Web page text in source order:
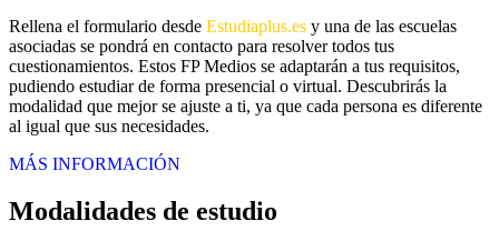
Rellena el formulario desde Estudiaplus.es y una de las escuelas
asociadas se pondrá en contacto para resolver todos tus
cuestionamientos. Estos FP Medios se adaptarán a tus requisitos,
pudiendo estudiar de forma presencial o virtual. Descubrirás la
modalidad que mejor se ajuste a ti, ya que cada persona es diferente
al igual que sus necesidades.
MÁS INFORMACIÓN
Modalidades de estudio